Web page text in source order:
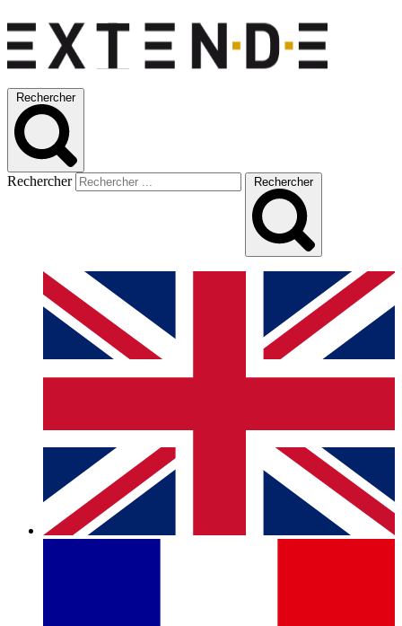
Rechercher
Rechercher Rechercher